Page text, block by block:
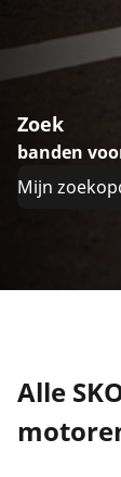
Zoek
banden
Mijn
Alle